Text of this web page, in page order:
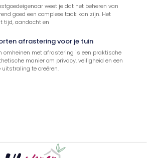
weet je dat het beheren van
goed een complexe taak kan zijn. Het
tijd, aandacht en
afrastering voor je tuin
omheinen met afrastering is een praktische
manier om privacy, veiligheid en een
uitstraling te creëren.